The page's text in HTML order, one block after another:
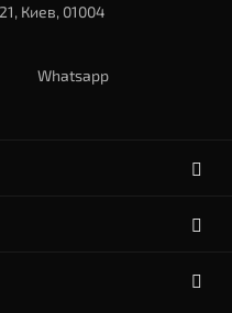
Киев, 01004
Whatsapp